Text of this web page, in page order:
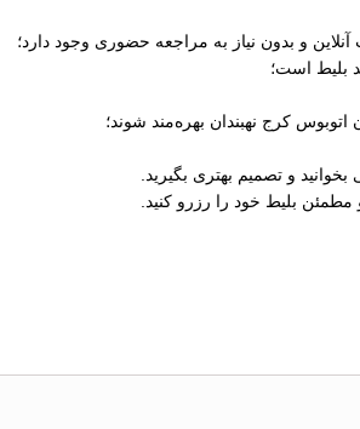
و بدون نیاز به مراجعه حضوری وجود دارد؛
کرج نهبندان بهره‌مند شوند؛
و تصمیم بهتری بگیرید.
بلیط خود را رزرو کنید.